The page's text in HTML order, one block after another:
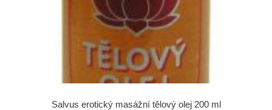
Salvus erotický masážní tělový olej 200 ml